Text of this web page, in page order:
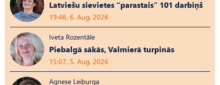
Latviešu sievietes “parastais” 101 darbiņš
19:46, 6. Aug, 2026
Iveta Rozentāle
Piebalgā sākās, Valmierā turpinās
15:07, 5. Aug, 2026
Agnese Leiburga